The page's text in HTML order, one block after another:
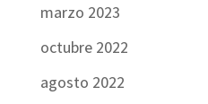
marzo 2023
octubre 2022
agosto 2022